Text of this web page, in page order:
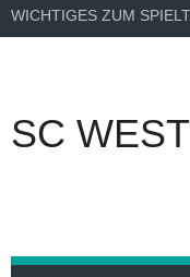
WICHTIGES ZUM
SC